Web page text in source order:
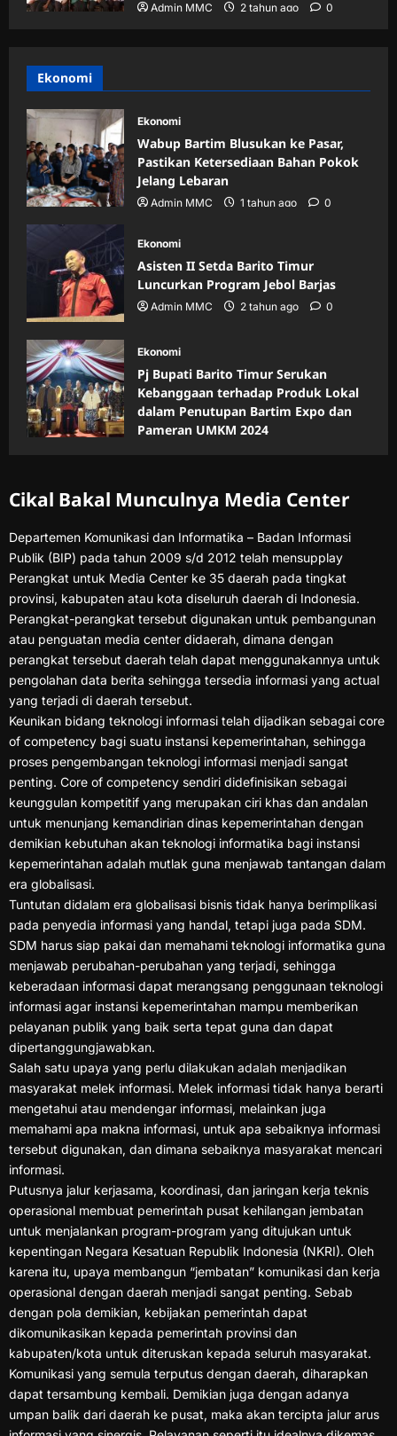
Admin MMC 2 tahun ago 0
Ekonomi
Ekonomi
Wabup Bartim Blusukan ke Pasar,
Pastikan Ketersediaan Bahan Pokok
Jelang Lebaran
Admin MMC 1 tahun ago 0
Ekonomi
Asisten II Setda Barito Timur
Luncurkan Program Jebol Barjas
Admin MMC 2 tahun ago 0
Ekonomi
Pj Bupati Barito Timur Serukan
Kebanggaan terhadap Produk Lokal
dalam Penutupan Bartim Expo dan
Pameran UMKM 2024
Cikal Bakal Munculnya Media Center
Departemen Komunikasi dan Informatika – Badan Informasi
Publik (BIP) pada tahun 2009 s/d 2012 telah mensupplay
Perangkat untuk Media Center ke 35 daerah pada tingkat
provinsi, kabupaten atau kota diseluruh daerah di Indonesia.
Perangkat-perangkat tersebut digunakan untuk pembangunan
atau penguatan media center didaerah, dimana dengan
perangkat tersebut daerah telah dapat menggunakannya untuk
pengolahan data berita sehingga tersedia informasi yang actual
yang terjadi di daerah tersebut.
Keunikan bidang teknologi informasi telah dijadikan sebagai core
of competency bagi suatu instansi kepemerintahan, sehingga
proses pengembangan teknologi informasi menjadi sangat
penting. Core of competency sendiri didefinisikan sebagai
keunggulan kompetitif yang merupakan ciri khas dan andalan
untuk menunjang kemandirian dinas kepemerintahan dengan
demikian kebutuhan akan teknologi informatika bagi instansi
kepemerintahan adalah mutlak guna menjawab tantangan dalam
era globalisasi.
Tuntutan didalam era globalisasi bisnis tidak hanya berimplikasi
pada penyedia informasi yang handal, tetapi juga pada SDM.
SDM harus siap pakai dan memahami teknologi informatika guna
menjawab perubahan-perubahan yang terjadi, sehingga
keberadaan informasi dapat merangsang penggunaan teknologi
informasi agar instansi kepemerintahan mampu memberikan
pelayanan publik yang baik serta tepat guna dan dapat
dipertanggungjawabkan.
Salah satu upaya yang perlu dilakukan adalah menjadikan
masyarakat melek informasi. Melek informasi tidak hanya berarti
mengetahui atau mendengar informasi, melainkan juga
memahami apa makna informasi, untuk apa sebaiknya informasi
tersebut digunakan, dan dimana sebaiknya masyarakat mencari
informasi.
Putusnya jalur kerjasama, koordinasi, dan jaringan kerja teknis
operasional membuat pemerintah pusat kehilangan jembatan
untuk menjalankan program-program yang ditujukan untuk
kepentingan Negara Kesatuan Republik Indonesia (NKRI). Oleh
karena itu, upaya membangun “jembatan” komunikasi dan kerja
operasional dengan daerah menjadi sangat penting. Sebab
dengan pola demikian, kebijakan pemerintah dapat
dikomunikasikan kepada pemerintah provinsi dan
kabupaten/kota untuk diteruskan kepada seluruh masyarakat.
Komunikasi yang semula terputus dengan daerah, diharapkan
dapat tersambung kembali. Demikian juga dengan adanya
umpan balik dari daerah ke pusat, maka akan tercipta jalur arus